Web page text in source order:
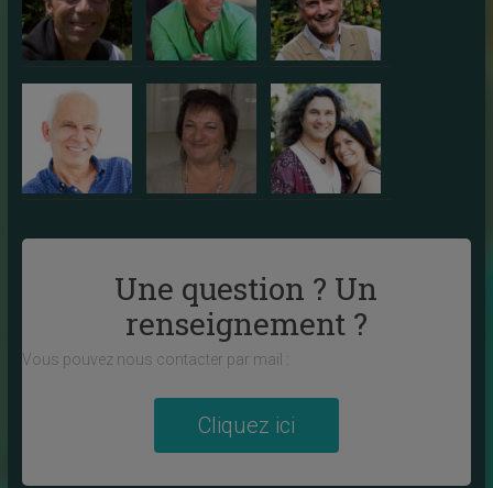
Une question ? Un
renseignement ?
Vous pouvez nous contacter par mail :
Cliquez ici